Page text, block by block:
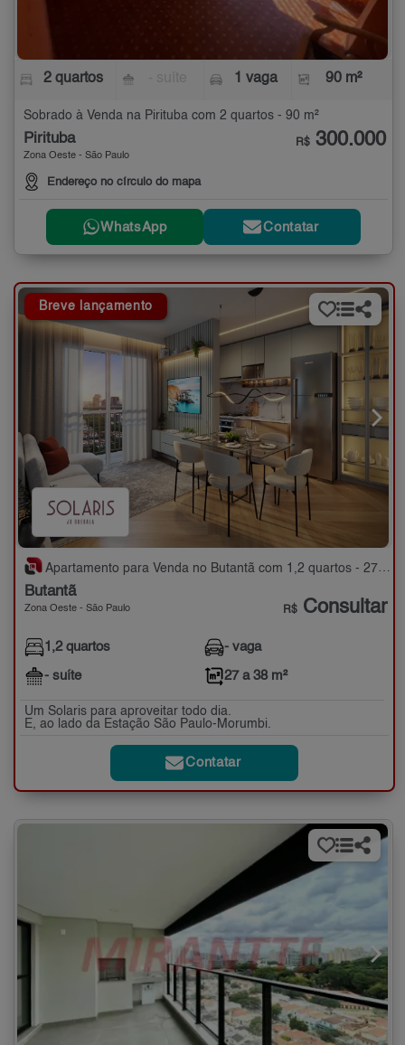
2 quartos 1 vaga 90 m²
Sobrado à Venda na Pirituba com 2 quartos - 90 m²
Pirituba
Zona Oeste - São Paulo
Endereço no círculo do mapa
R$ 300.000
WhatsApp Contatar
Breve lançamento
Apartamento para Venda no Butantã com 1,2 quartos - 27 a 38 m²
Butantã
Zona Oeste - São Paulo R$ Consultar
1,2 quartos
- suíte
- vaga
27 a 38 m²
Um Solaris para aproveitar todo dia.
E, ao lado da Estação São Paulo-Morumbi.
Contatar